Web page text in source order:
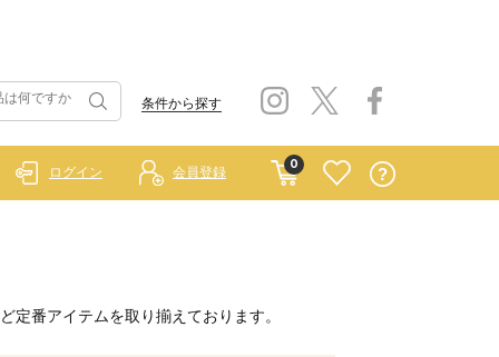
条件から探す
0
ログイン 会員登録
定番アイテムを取り揃えております。